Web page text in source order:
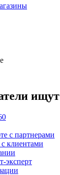
ищут
с партнерами
с клиентами
эксперт